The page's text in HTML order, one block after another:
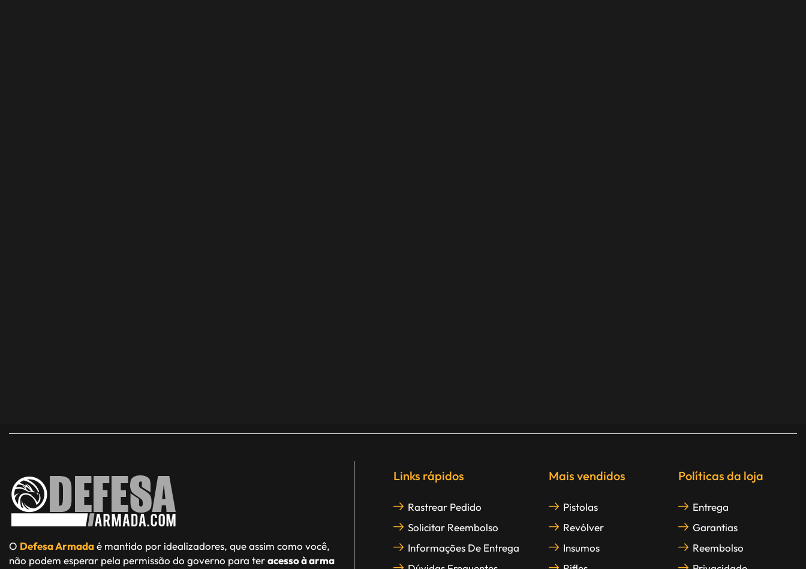
O Defesa Armadaé mantido por idealizadores, que assim como você,
não podem esperar pela permissão do governo para teracesso à arma
Links rápidos
Rastrear Pedido
Solicitar Reembolso
Informações De Entrega
Mais vendidos
Pistolas
Revólver
Insumos
Políticas da loja
Entrega
Garantias
Reembolso